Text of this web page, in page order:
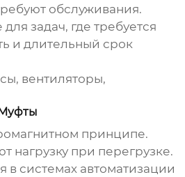
обслуживания.
задач, где требуется
и длительный срок
вентиляторы,
принципе.
нагрузку при перегрузке.
в системах автоматизации